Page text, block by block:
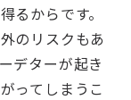
るからです。
のリスクもあ
デターが起き
ってしまうこ